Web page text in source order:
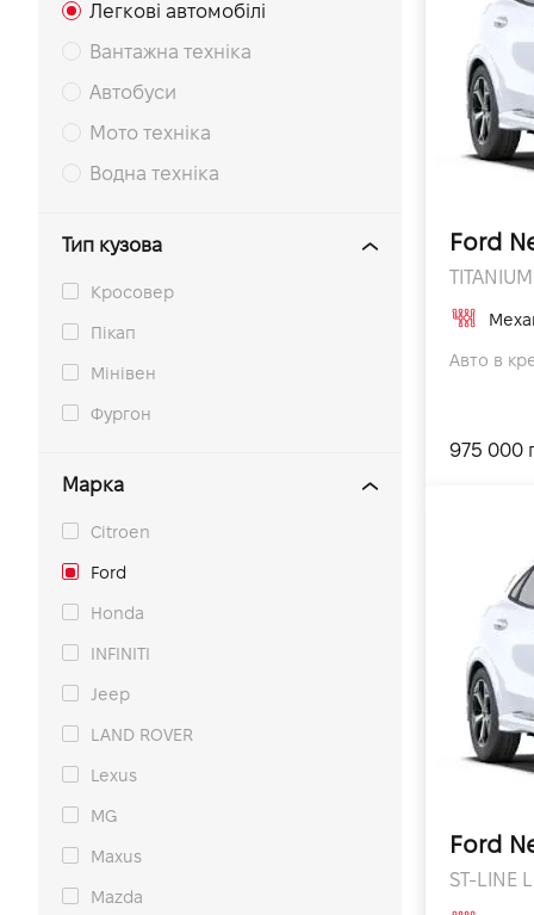
Легкові автомобілі
Вантажна техніка
Автобуси
Мото техніка
Водна техніка
Тип кузова
Кросовер
Пікап
Мінівен
Фургон
Марка
Citroen
Ford
Honda
INFINITI
Jeep
LAND ROVER
Lexus
MG
Maxus
Mazda
Ford
Авто в
975 000
Ford
ST-LINE
Підпишись на наш канал та слідкуй за
акціями, послугами та новинками